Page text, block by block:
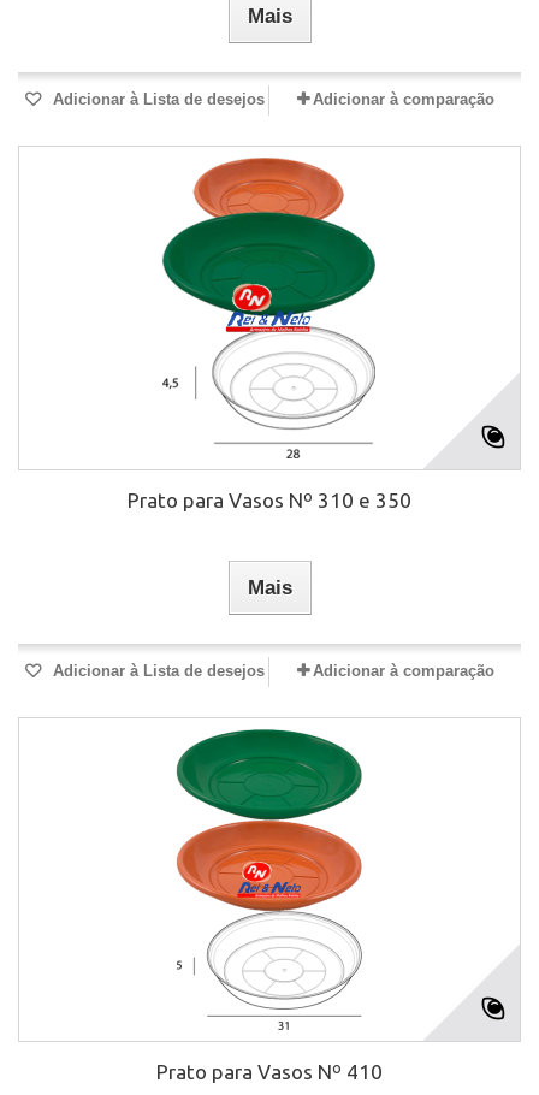
Mais
Adicionar à Lista de desejos Adicionar à comparação
Prato para Vasos Nº 310 e 350
Mais
Adicionar à Lista de desejos Adicionar à comparação
Prato para Vasos Nº 410